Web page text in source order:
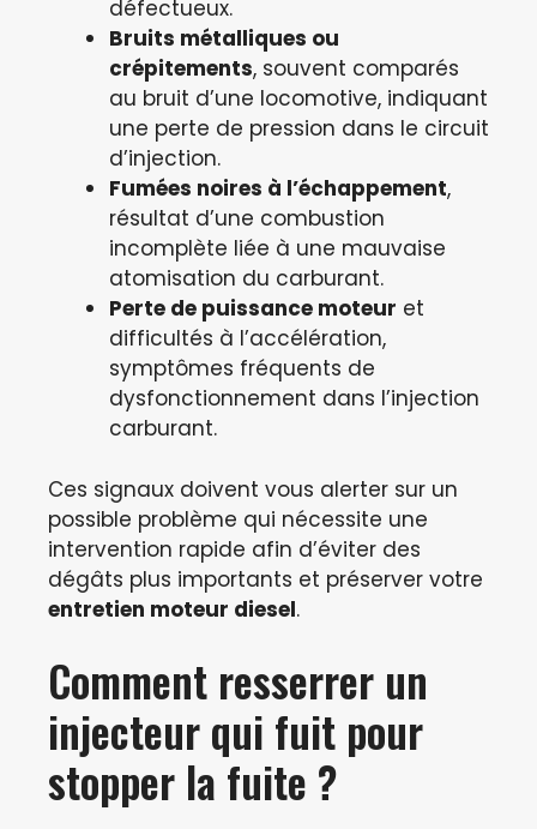
défectueux.
Bruits métalliques ou
crépitements, souvent comparés
au bruit d’une locomotive, indiquant
une perte de pression dans le circuit
d’injection.
Fumées noires à l’échappement,
résultat d’une combustion
incomplète liée à une mauvaise
atomisation du carburant.
Perte de puissance moteur et
difficultés à l’accélération,
symptômes fréquents de
dysfonctionnement dans l’injection
carburant.
Ces signaux doivent vous alerter sur un
possible problème qui nécessite une
intervention rapide afin d’éviter des
dégâts plus importants et préserver votre
entretien moteur diesel.
Comment resserrer un
injecteur qui fuit pour
stopper la fuite ?